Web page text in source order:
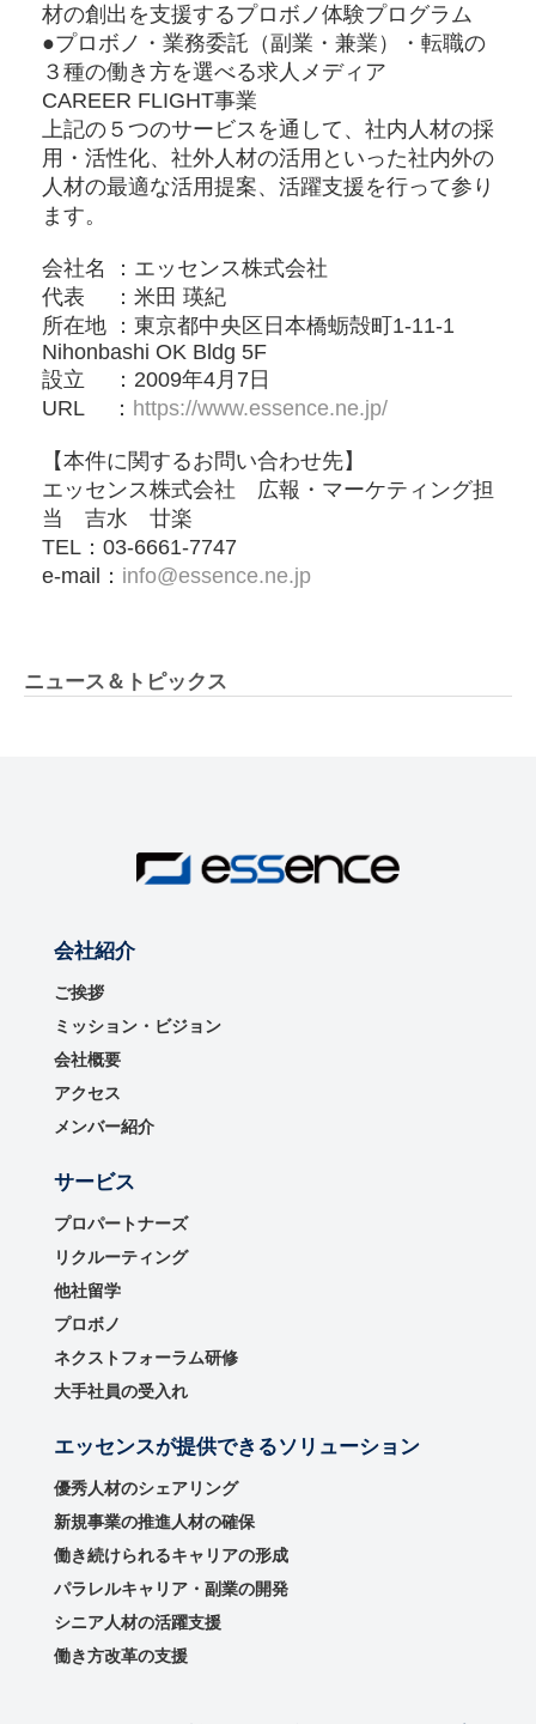
材の創出を支援するプロボノ体験プログラム
●プロボノ・業務委託（副業・兼業）・転職の
３種の働き方を選べる求人メディア
CAREER FLIGHT事業
上記の５つのサービスを通して、社内人材の採
用・活性化、社外人材の活用といった社内外の
人材の最適な活用提案、活躍支援を行って参り
ます。
会社名 ：エッセンス株式会社
代表 ：⽶⽥ 瑛紀
所在地 ：東京都中央区⽇本橋蛎殻町1-11-1
Nihonbashi OK Bldg 5F
設立 ：2009年4⽉7⽇
URL ： https://www.essence.ne.jp/
【本件に関するお問い合わせ先】
エッセンス株式会社 広報・マーケティング担
当 吉水 廿楽
TEL：03-6661-7747
e-mail： info@essence.ne.jp
ニュース＆トピックス
会社紹介
ご挨拶
ミッション・ビジョン
会社概要
アクセス
メンバー紹介
サービス
プロパートナーズ
リクルーティング
他社留学
プロボノ
ネクストフォーラム研修
大手社員の受入れ
エッセンスが提供できるソリューション
優秀⼈材のシェアリング
新規事業の推進⼈材の確保
働き続けられるキャリアの形成
パラレルキャリア・副業の開発
シニア人材の活躍支援
働き方改革の支援